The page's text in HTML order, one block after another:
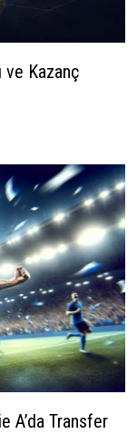
ve Kazanç
A’da Transfer